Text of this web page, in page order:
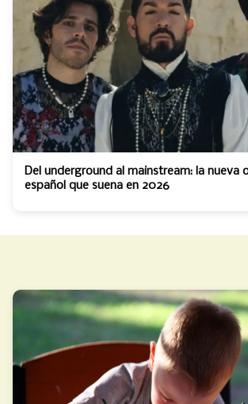
Del underground al mainstream: la nueva
español que suena en 2026